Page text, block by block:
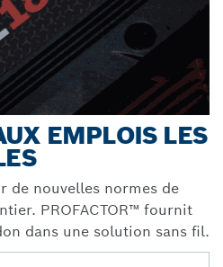
EMPLOIS LES
de nouvelles normes de
PROFACTOR™ fournit
dans une solution sans fil.